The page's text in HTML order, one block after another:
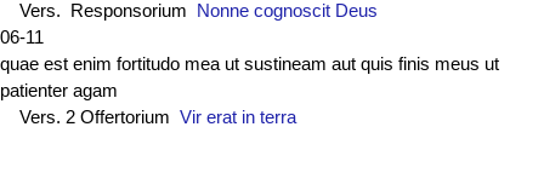
Vers. Responsorium Nonne cognoscit Deus
06-11
quae est enim fortitudo mea ut sustineam aut quis finis meus ut
patienter agam
Vers. 2 Offertorium Vir erat in terra